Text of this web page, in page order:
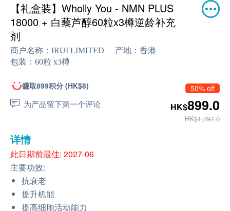
【礼盒装】Wholly You - NMN PLUS
18000 + 白藜芦醇60粒x3樽逆龄补充
剂
商户名称： IRUI LIMITED 产地： 香港
包装： 60粒 x3樽
赚取899积分 (HK$8)
为产品留下第一个评论
50% off
HK$899.0
HK$1,797.0
详情
此日期前最佳: 2027-06
主要功效:
抗衰老
提升机能
提高细胞活动能力